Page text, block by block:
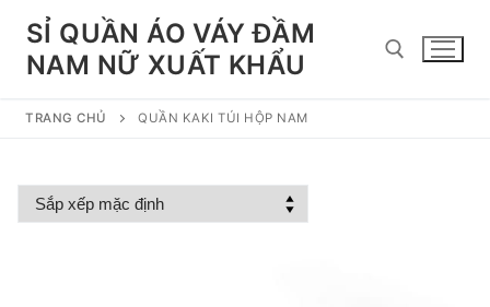
Chuyển
đếnSỈ QUẦN ÁO VÁY ĐẦM
NAM NỮ XUẤT KHẨU
TRANG CHỦ QUẦN KAKI TÚI HỘP NAM